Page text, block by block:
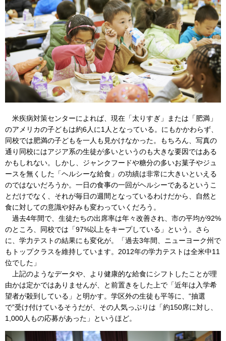
米疾病対策センターによれば、現在「太りすぎ」または「肥満」
のアメリカの子どもは約6人に1人となっている。にもかかわらず、
同校では肥満の子どもを一人も見かけなかった。もちろん、写真の
通り同校にはアジア系の生徒が多いというのも大きな要因ではある
かもしれない。しかし、ジャンクフードや糖分の多いお菓子やジュ
ースを無くした「ヘルシーな給食」の功績は非常に大きいといえる
のではないだろうか。一日の食事の一回がヘルシーであるというこ
とだけでなく、それが毎日の週間となっているわけだから、自然と
食に対しての意識や好みも変わっていくだろう。
過去4年間で、生徒たちの出席率は年々改善され、市の平均が92%
のところ、同校では「97%以上をキープしている」という。さら
に、学力テストの結果にも変化が。「過去3年間、ニューヨーク州で
もトップクラスを維持しています。2012年の学力テストは全米中11
位でした」
上記のようなデータや、より健康的な給食にシフトしたことが理
由かは定かではありませんが、と前置きをした上で「近年は入学希
望者が殺到している」と明かす。学区外の生徒も平等に、“抽選
で”受け付けているそうだが、その人気っぷりは「約150席に対し、
1,000人もの応募があった」というほど。